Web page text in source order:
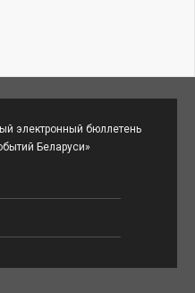
электронный бюллетень
Беларуси»